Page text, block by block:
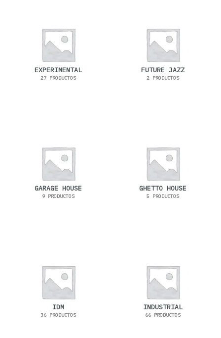
EXPERIMENTAL
27 PRODUCTOS
FUTURE JAZZ
2 PRODUCTOS
GARAGE HOUSE
9 PRODUCTOS
GHETTO HOUSE
5 PRODUCTOS
IDM
36 PRODUCTOS
INDUSTRIAL
66 PRODUCTOS